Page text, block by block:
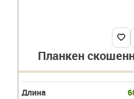
Планкен
Длина